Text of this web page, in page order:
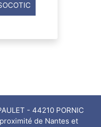
- 44210 PORNIC
de Nantes et